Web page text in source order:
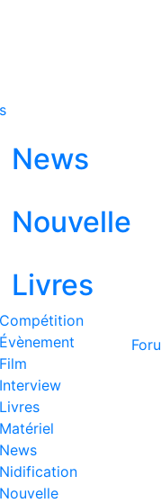
News
Nouvelle
Livres